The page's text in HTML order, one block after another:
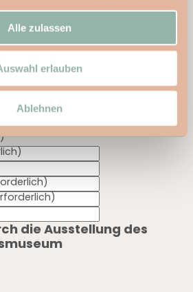
Alle zulassen
erlauben
Ablehnen
die Ausstellung des